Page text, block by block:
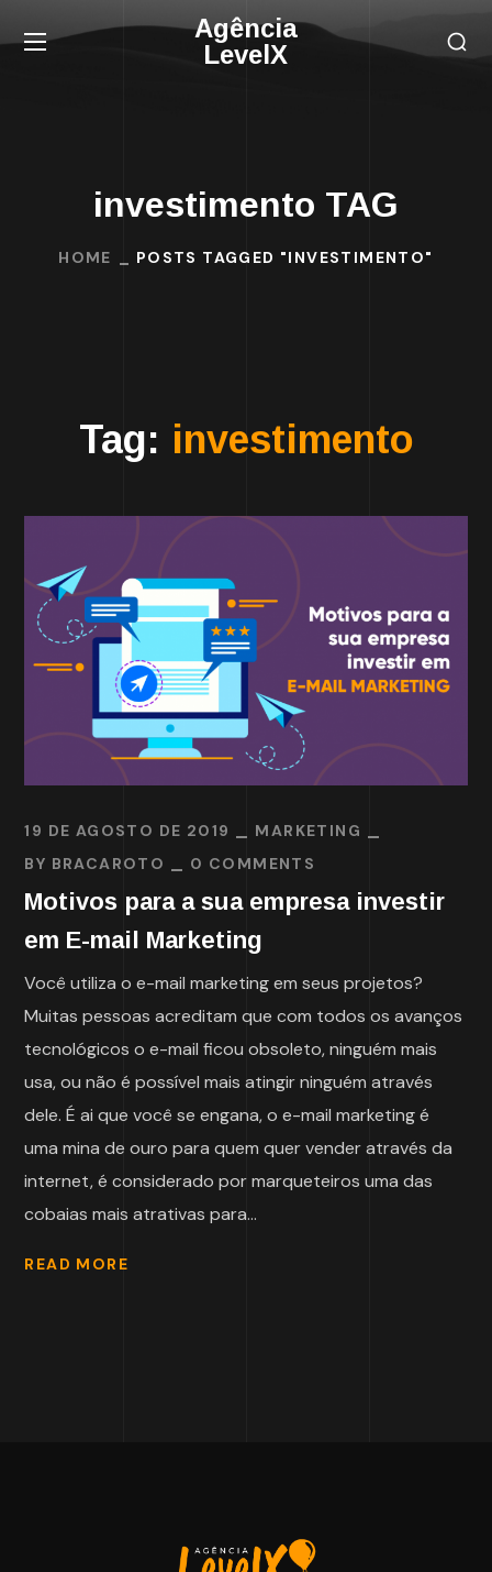
Agência
LevelX
investimento TAG
HOME POSTS TAGGED "INVESTIMENTO"
Tag: investimento
19 DE AGOSTO DE 2019
MARKETING
BY BRACAROTO 0 COMMENTS
Motivos para a sua empresa investir
em E-mail Marketing
Você utiliza o e-mail marketing em seus projetos?
Muitas pessoas acreditam que com todos os avanços
tecnológicos o e-mail ficou obsoleto, ninguém mais
usa, ou não é possível mais atingir ninguém através
dele. É ai que você se engana, o e-mail marketing é
uma mina de ouro para quem quer vender através da
internet, é considerado por marqueteiros uma das
cobaias mais atrativas para...
READ MORE